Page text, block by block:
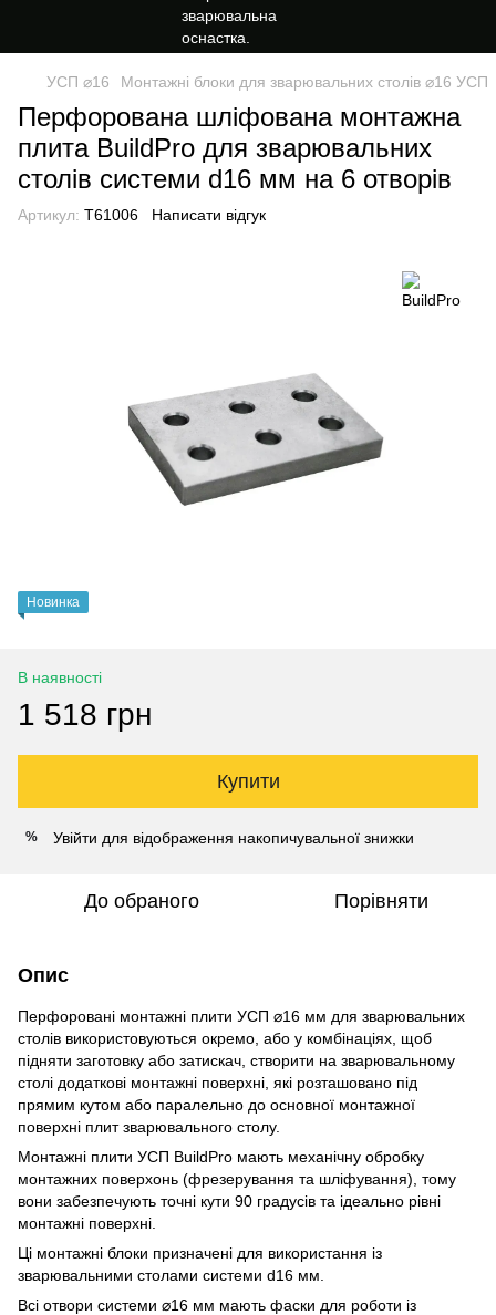
УСП ⌀16 Монтажні блоки для зварювальних столів ⌀16 УСП
Перфорована шліфована монтажна
плита BuildPro для зварювальних
столів системи d16 мм на 6 отворів
Артикул: Т61006 Написати відгук
Новинка
В наявності
1 518 грн
Купити
% Увійти для відображення накопичувальної знижки
До обраного Порівняти
Опис
Перфоровані монтажні плити УСП ⌀16 мм для зварювальних
столів використовуються окремо, або у комбінаціях, щоб
підняти заготовку або затискач, створити на зварювальному
столі додаткові монтажні поверхні, які розташовано під
прямим кутом або паралельно до основної монтажної
поверхні плит зварювального столу.
Монтажні плити УСП BuildPro мають механічну обробку
монтажних поверхонь (фрезерування та шліфування), тому
вони забезпечують точні кути 90 градусів та ідеально рівні
монтажні поверхні.
Ці монтажні блоки призначені для використання із
зварювальними столами системи d16 мм.
Всі отвори системи ⌀16 мм мають фаски для роботи із